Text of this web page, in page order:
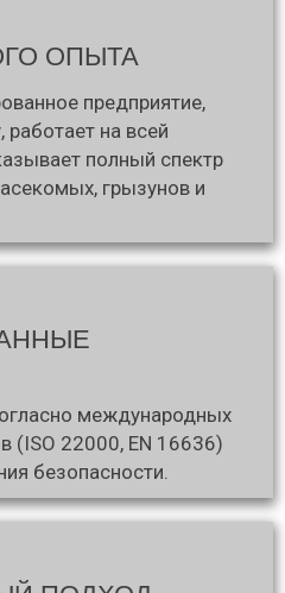
ОПЫТА
предприятие,
на всей
полный спектр
грызунов и
международных
(ISO 22000, EN 16636)
безопасности.